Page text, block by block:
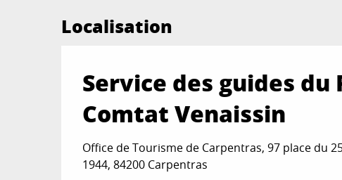
Localisation
Service des guides
Comtat Venaissin
Office de Tourisme de Carpentras, 97 place du
1944, 84200 Carpentras